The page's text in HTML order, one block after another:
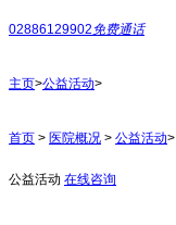
02886129902 免费通话
主页>公益活动>
首页 > 医院概况 > 公益活动>
公益活动 在线咨询